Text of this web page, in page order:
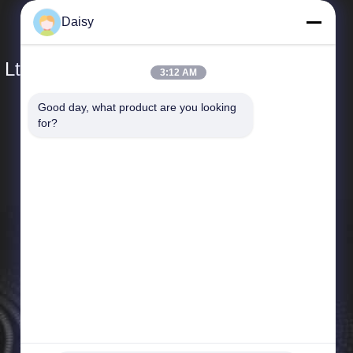
দ্রুত লিঙ্ক
Daisy
3:12 AM
Good day, what product are you looking
for?